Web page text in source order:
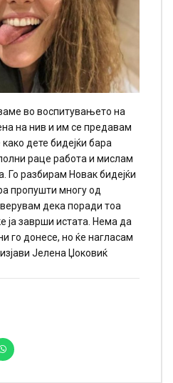
во воспитувањето на
на нив и им се предавам
дете бидејќи бара
раце работа и мислам
Го разбирам Новак бидејќи
пропушти многу од
дека поради тоа
ја заврши истата. Нема да
го донесе, но ќе нагласам
Јелена Џоковиќ